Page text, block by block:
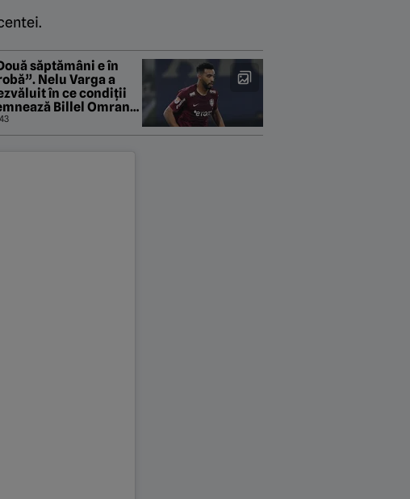
săptămâni e în
Nelu Varga a
în ce condiții
Billel Omrani
CFR Cluj